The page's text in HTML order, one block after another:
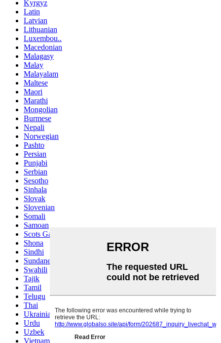
Kyrgyz
Latin
Latvian
Lithuanian
Luxembou..
Macedonian
Malagasy
Malay
Malayalam
Maltese
Maori
Marathi
Mongolian
Burmese
Nepali
Norwegian
Pashto
Persian
Punjabi
Serbian
Sesotho
Sinhala
Slovak
Slovenian
Somali
Samoan
Scots Gaelic
Shona
Sindhi
Sundanese
Swahili
Tajik
Tamil
Telugu
Thai
Ukrainian
Urdu
Uzbek
Vietnamese